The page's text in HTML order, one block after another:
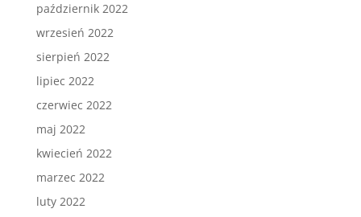
październik 2022
wrzesień 2022
sierpień 2022
lipiec 2022
czerwiec 2022
maj 2022
kwiecień 2022
marzec 2022
luty 2022